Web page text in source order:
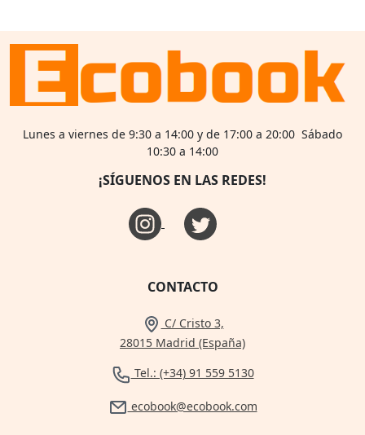
Lunes a viernes de 9:30 a 14:00 y de 17:00 a 20:00 Sábado
10:30 a 14:00
¡SÍGUENOS EN LAS REDES!
CONTACTO
C/ Cristo 3,
28015 Madrid (España)
Tel.: (+34) 91 559 5130
ecobook@ecobook.com